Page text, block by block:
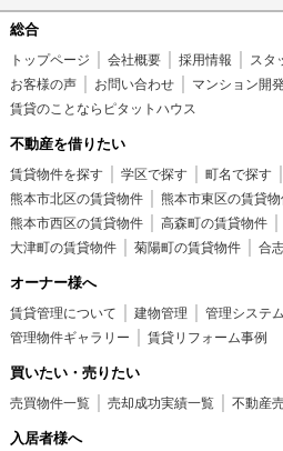
総合
トップページ 会社概要 採用情報 スタ
お客様の声
お問い合わせ
マンション開
賃貸のことならピタットハウス
不動産を借りたい
賃貸物件を探す 学区で探す 町名で探す
熊本市北区の賃貸物件
熊本市東区の賃貸
熊本市西区の賃貸物件
高森町の賃貸物件
大津町の賃貸物件
菊陽町の賃貸物件 合
オーナー様へ
賃貸管理について 建物管理 管理システ
管理物件ギャラリー
賃貸リフォーム事例
買いたい・売りたい
売買物件一覧 売却成功実績一覧 不動産
入居者様へ